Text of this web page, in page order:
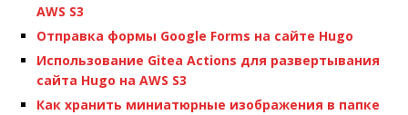
AWS S3
Отправка формы Google Forms на сайте Hugo
Использование Gitea Actions для развертывания
сайта Hugo на AWS S3
Как хранить миниатюрные изображения в папке